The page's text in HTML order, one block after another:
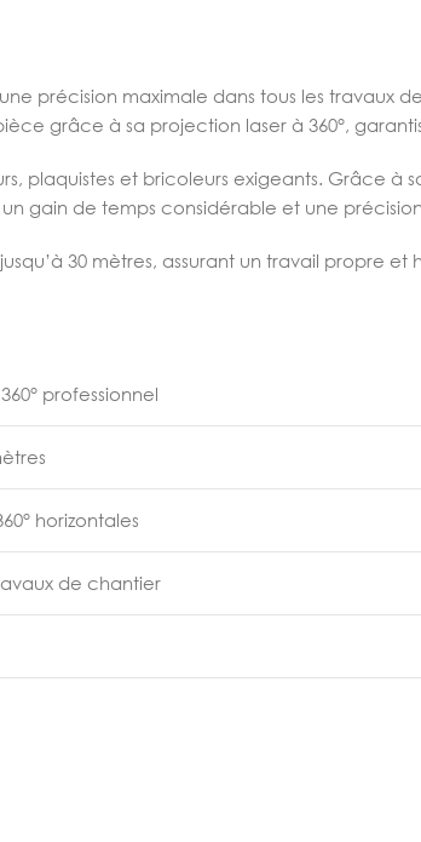
précision maximale dans tous les travaux
grâce à sa projection laser à 360°,
plaquistes et bricoleurs exigeants. Grâce à
gain de temps considérable et une
30 mètres, assurant un travail propre
professionnel
horizontales
de chantier